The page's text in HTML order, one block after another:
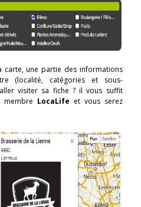
carte, une partie des informations
(localité, catégories et sous-
visiter sa fiche ? il vous suffit
LocaLife et vous serez